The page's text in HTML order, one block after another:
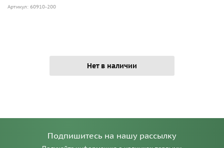
Артикул: 60910-200
Нет в наличии
Подпишитесь на нашу рассылку